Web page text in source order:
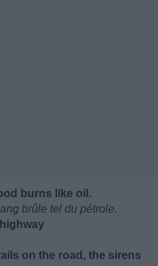
burns like oil.
brûle tel du pétrole.
on the road, the sirens